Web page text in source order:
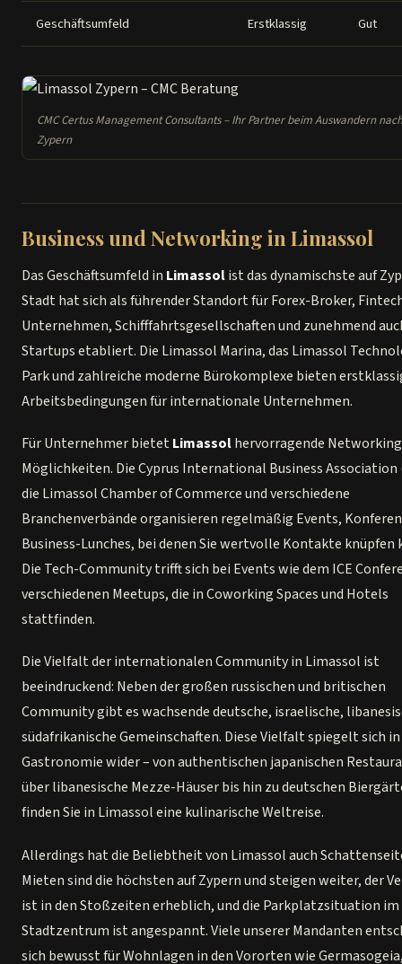
Geschäftsumfeld Erstklassig Gut
CMC Certus Management Consultants – Ihr Partner beim Auswandern nach
Zypern
Business und Networking in Limassol
Das Geschäftsumfeld in Limassolist das dynamischste auf
Stadt hat sich als führender Standort für Forex-Broker,
Unternehmen, Schifffahrtsgesellschaften und zunehmend
Startups etabliert. Die Limassol Marina, das Limassol
Park und zahlreiche moderne Bürokomplexe bieten
Arbeitsbedingungen für internationale Unternehmen.
Für Unternehmer bietet Limassolhervorragende
Möglichkeiten. Die Cyprus International Business Association
die Limassol Chamber of Commerce und verschiedene
Branchenverbände organisieren regelmäßig Events,
Business-Lunches, bei denen Sie wertvolle Kontakte knüpfen
Die Tech-Community trifft sich bei Events wie dem ICE
verschiedenen Meetups, die in Coworking Spaces und Hotels
stattfinden.
Die Vielfalt der internationalen Community in Limassol ist
beeindruckend: Neben der großen russischen und britischen
Community gibt es wachsende deutsche, israelische,
südafrikanische Gemeinschaften. Diese Vielfalt spiegelt sich
Gastronomie wider – von authentischen japanischen
über libanesische Mezze-Häuser bis hin zu deutschen
finden Sie in Limassol eine kulinarische Weltreise.
Allerdings hat die Beliebtheit von Limassol auch
Mieten sind die höchsten auf Zypern und steigen weiter, der
ist in den Stoßzeiten erheblich, und die Parkplatzsituation im
Stadtzentrum ist angespannt. Viele unserer Mandanten
sich bewusst für Wohnlagen in den Vororten wie